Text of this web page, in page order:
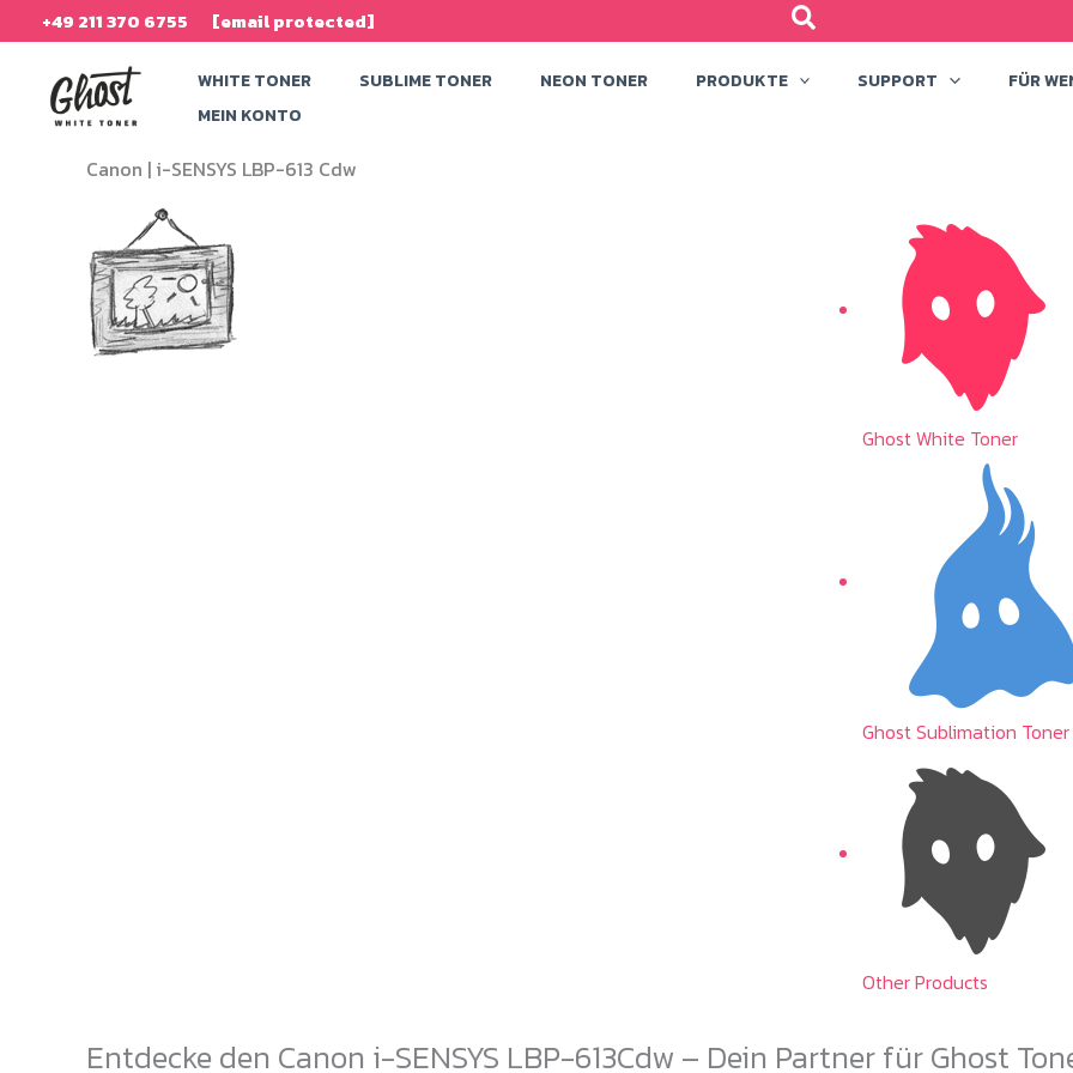
Inhalt
springen
+49 211 370 6755 [email protected]
WHITE TONER SUBLIME TONER NEON TONER PRODUKTE SUPPORT
FÜR
MEIN KONTO
Canon | i-SENSYS LBP-613 Cdw
Ghost White Toner
Ghost Sublimation Toner
Other Products
Entdecke den Canon i-SENSYS LBP-613Cdw – Dein Partner für Ghost